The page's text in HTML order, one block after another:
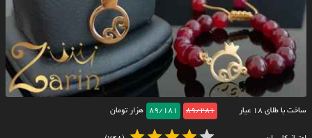
ساخت با طلای ۱۸ عیار 89/281
89/181 هزار تومان